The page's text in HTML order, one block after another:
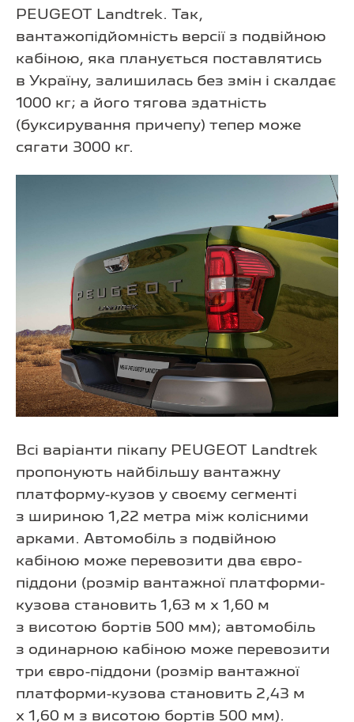
PEUGEOT Landtrek. Так,
вантажопідйомність версії з подвійною
кабіною, яка планується поставлятись
в Україну, залишилась без змін і скалдає
1000 кг; а його тягова здатність
(буксирування причепу) тепер може
сягати 3000 кг.
Всі варіанти пікапу PEUGEOT Landtrek
пропонують найбільшу вантажну
платформу-кузов у своєму сегменті
з шириною 1,22 метра між колісними
арками. Автомобіль з подвійною
кабіною може перевозити два євро-
піддони (розмір вантажної платформи-
кузова становить 1,63 м х 1,60 м
з висотою бортів 500 мм); автомобіль
з одинарною кабіною може перевозити
три євро-піддони (розмір вантажної
платформи-кузова становить 2,43 м
x 1,60 м з висотою бортів 500 мм).